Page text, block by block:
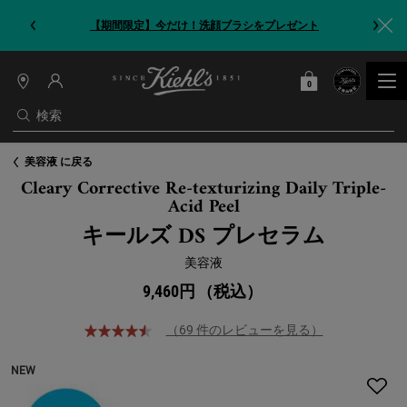
【期間限定】今だけ！洗顔ブラシをプレゼント
検索
店
情
報
カート
0
0 カート内の製品
美容液 に戻る
Cleary Corrective Re-texturizing Daily Triple-
Acid Peel
キールズ DS プレセラム
美容液
9,460円 （税込）
（69 件のレビューを見る）
NEW